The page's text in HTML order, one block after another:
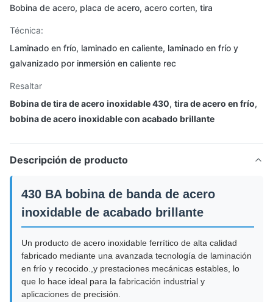
Bobina de acero, placa de acero, acero corten, tira
Técnica:
Laminado en frío, laminado en caliente, laminado en frío y
galvanizado por inmersión en caliente rec
Resaltar
Bobina de tira de acero inoxidable 430, tira de acero en frío,
bobina de acero inoxidable con acabado brillante
Descripción de producto
430 BA bobina de banda de acero
inoxidable de acabado brillante
Un producto de acero inoxidable ferrítico de alta calidad
fabricado mediante una avanzada tecnología de laminación
en frío y recocido.,y prestaciones mecánicas estables, lo
que lo hace ideal para la fabricación industrial y
aplicaciones de precisión.